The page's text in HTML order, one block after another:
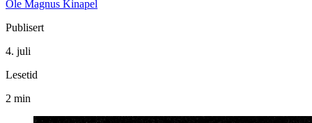
Ole Magnus Kinapel
Publisert
4. juli
Lesetid
2 min